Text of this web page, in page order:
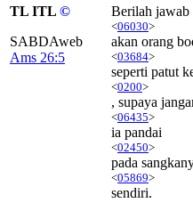
TL ITL ©
SABDAweb
Ams 26:5
Berilah jawab
<06030>
akan orang
<03684>
seperti patut
<0200>
, supaya
<06435>
ia pandai
<02450>
pada
<05869>
sendiri.